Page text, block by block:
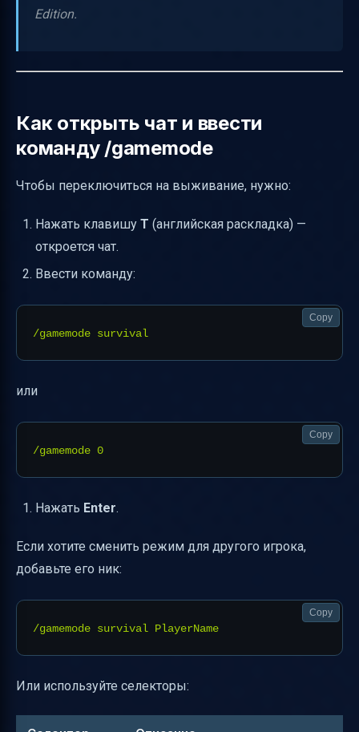
Edition.
Как открыть чат и ввести
команду /gamemode
Чтобы переключиться на выживание, нужно:
Нажать клавишу T (английская раскладка) —
откроется чат.
Ввести команду:
Copy
или
Copy
Нажать Enter.
Если хотите сменить режим для другого игрока,
добавьте его ник:
Copy
Или используйте селекторы: